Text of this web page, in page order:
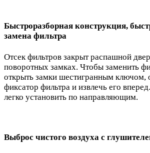
Быстроразборная конструкция,
замена фильтра
Отсек фильтров закрыт распашной
поворотных замках. Чтобы заменить
открыть замки шестигранным ключом,
фиксатор фильтра и извлечь его
легко установить по направляющим.
Выброс чистого воздуха с